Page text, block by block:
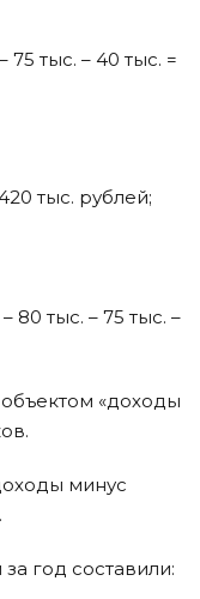
75 тыс. – 40 тыс. =
тыс. рублей;
80 тыс. – 75 тыс. –
«доходы
минус
год составили: